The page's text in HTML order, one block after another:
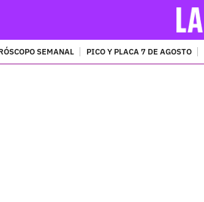
SEMANAL PICO Y PLACA 7 DE AGOSTO